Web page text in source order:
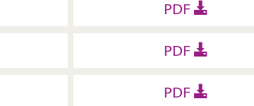
PDF
PDF
PDF